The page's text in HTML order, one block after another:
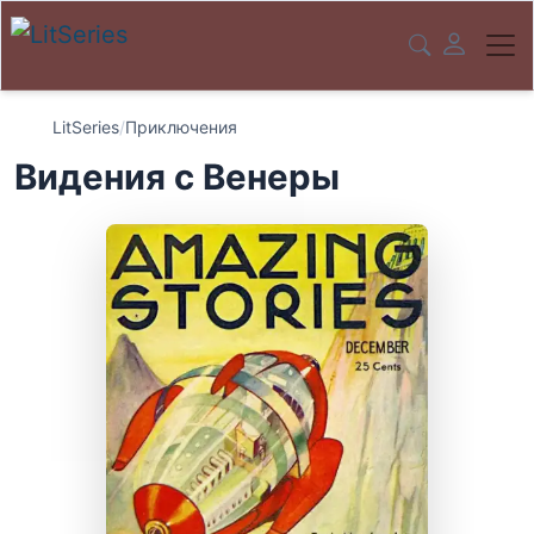
LitSeries/Приключения
Видения с Венеры